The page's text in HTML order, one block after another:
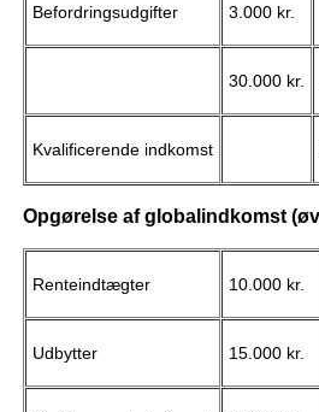
Befordringsudgifter 3.000 kr.
30.000 kr.
Kvalificerende indkomst
Opgørelse af globalindkomst
Renteindtægter 10.000 kr.
Udbytter 15.000 kr.